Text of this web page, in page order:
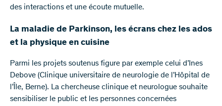
des interactions et une écoute mutuelle.
La maladie de Parkinson, les écrans chez les ados
et la physique en cuisine
Parmi les projets soutenus figure par exemple celui d’Ines
Debove (Clinique universitaire de neurologie de l’Hôpital de
l’Île, Berne). La chercheuse clinique et neurologue souhaite
sensibiliser le public et les personnes concernées